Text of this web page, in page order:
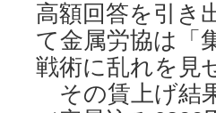
高額回答を引き
て金属労協は「
戦術に乱れを見
その賃上げ結